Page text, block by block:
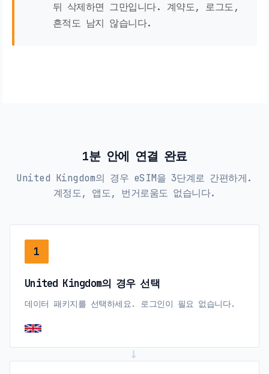
뒤 삭제하면 그만입니다. 계약도, 로그도,
흔적도 남지 않습니다.
1분 안에 연결 완료
United Kingdom의 경우 eSIM을 3단계로 간편하게.
계정도, 앱도, 번거로움도 없습니다.
1
United Kingdom의 경우 선택
데이터 패키지를 선택하세요. 로그인이 필요 없습니다.